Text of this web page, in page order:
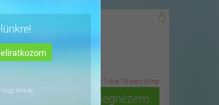
arra az
15-ig
ap 7 óra 18 perc 6 mp
Megnézem